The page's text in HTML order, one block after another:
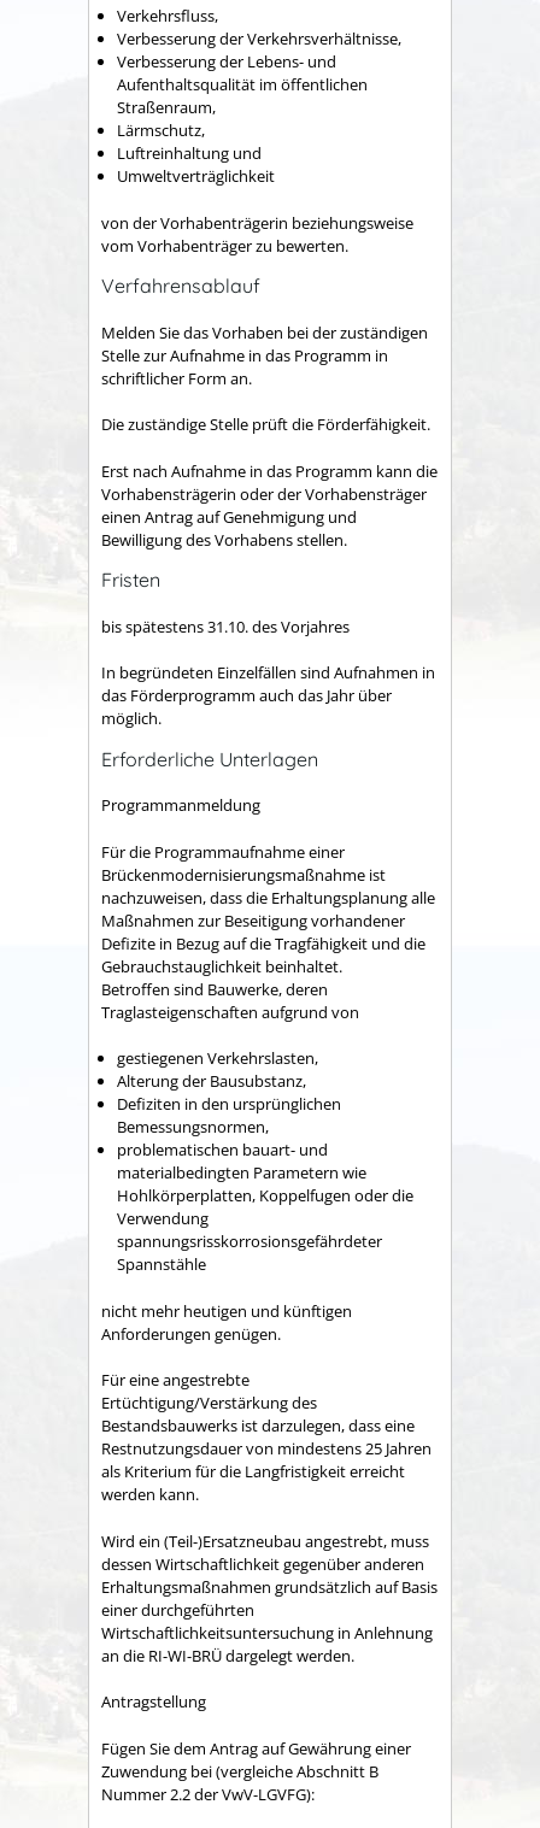
Verkehrsfluss,
Verbesserung der Verkehrsverhältnisse,
Verbesserung der Lebens- und
Aufenthaltsqualität im öffentlichen
Straßenraum,
Lärmschutz,
Luftreinhaltung und
Umweltverträglichkeit
von der Vorhabenträgerin beziehungsweise
vom Vorhabenträger zu bewerten.
Verfahrensablauf
Melden Sie das Vorhaben bei der zuständigen
Stelle zur Aufnahme in das Programm in
schriftlicher Form an.
Die zuständige Stelle prüft die Förderfähigkeit.
Erst nach Aufnahme in das Programm kann die
Vorhabensträgerin oder der Vorhabensträger
einen Antrag auf Genehmigung und
Bewilligung des Vorhabens stellen.
Fristen
bis spätestens 31.10. des Vorjahres
In begründeten Einzelfällen sind Aufnahmen in
das Förderprogramm auch das Jahr über
möglich.
Erforderliche Unterlagen
Programmanmeldung
Für die Programmaufnahme einer
Brückenmodernisierungsmaßnahme ist
nachzuweisen, dass die Erhaltungsplanung alle
Maßnahmen zur Beseitigung vorhandener
Defizite in Bezug auf die Tragfähigkeit und die
Gebrauchstauglichkeit beinhaltet.
Betroffen sind Bauwerke, deren
Traglasteigenschaften aufgrund von
gestiegenen Verkehrslasten,
Alterung der Bausubstanz,
Defiziten in den ursprünglichen
Bemessungsnormen,
problematischen bauart- und
materialbedingten Parametern wie
Hohlkörperplatten, Koppelfugen oder die
Verwendung
spannungsrisskorrosionsgefährdeter
Spannstähle
nicht mehr heutigen und künftigen
Anforderungen genügen.
Für eine angestrebte
Ertüchtigung/Verstärkung des
Bestandsbauwerks ist darzulegen, dass eine
Restnutzungsdauer von mindestens 25 Jahren
als Kriterium für die Langfristigkeit erreicht
werden kann.
Wird ein (Teil-)Ersatzneubau angestrebt, muss
dessen Wirtschaftlichkeit gegenüber anderen
Erhaltungsmaßnahmen grundsätzlich auf Basis
einer durchgeführten
Wirtschaftlichkeitsuntersuchung in Anlehnung
an die RI-WI-BRÜ dargelegt werden.
Antragstellung
Fügen Sie dem Antrag auf Gewährung einer
Zuwendung bei (vergleiche Abschnitt B
Nummer 2.2 der VwV-LGVFG):